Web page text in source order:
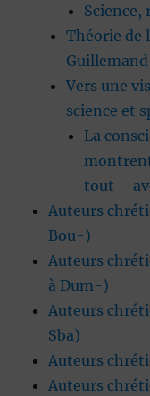
Théorie de
Guillemand
Vers une
science et
La
tout –
Auteurs
Bou-)
Auteurs
à Dum-)
Auteurs
Sba)
Auteurs
Auteurs